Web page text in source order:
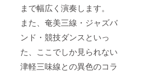
まで幅広く演奏します。
また、奄美三線・ジャズバ
ンド・競技ダンスといっ
た、ここでしか見られない
津軽三味線との異色のコラ